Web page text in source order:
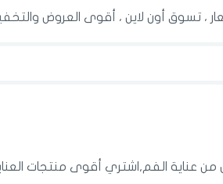
، تسوق أون لاين ، أقوى العروض
عناية الفم,اشتري أقوى منتجات